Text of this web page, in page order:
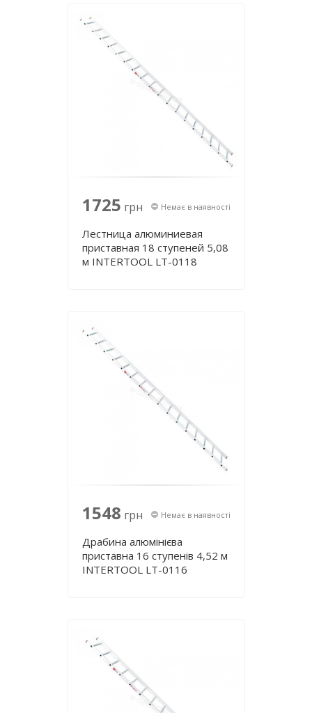
1725 грн Немає в наявності
Лестница алюминиевая
приставная 18 ступеней 5,08
м INTERTOOL LT-0118
1548 грн Немає в наявності
Драбина алюмінієва
приставна 16 ступенів 4,52 м
INTERTOOL LT-0116